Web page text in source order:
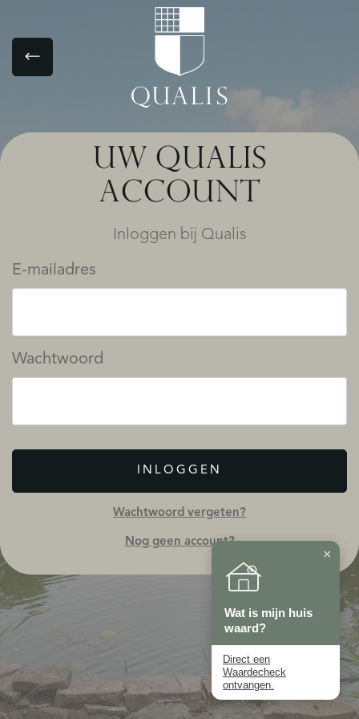
UW QUALIS
ACCOUNT
Inloggen bij Qualis
E-mailadres
Wachtwoord
INLOGGEN
Wachtwoord vergeten?
Nog geen account?
×
Wat is mijn huis
waard?
Direct een
Waardecheck
ontvangen.